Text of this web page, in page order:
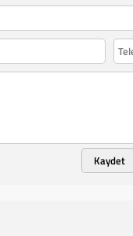
Kaydet